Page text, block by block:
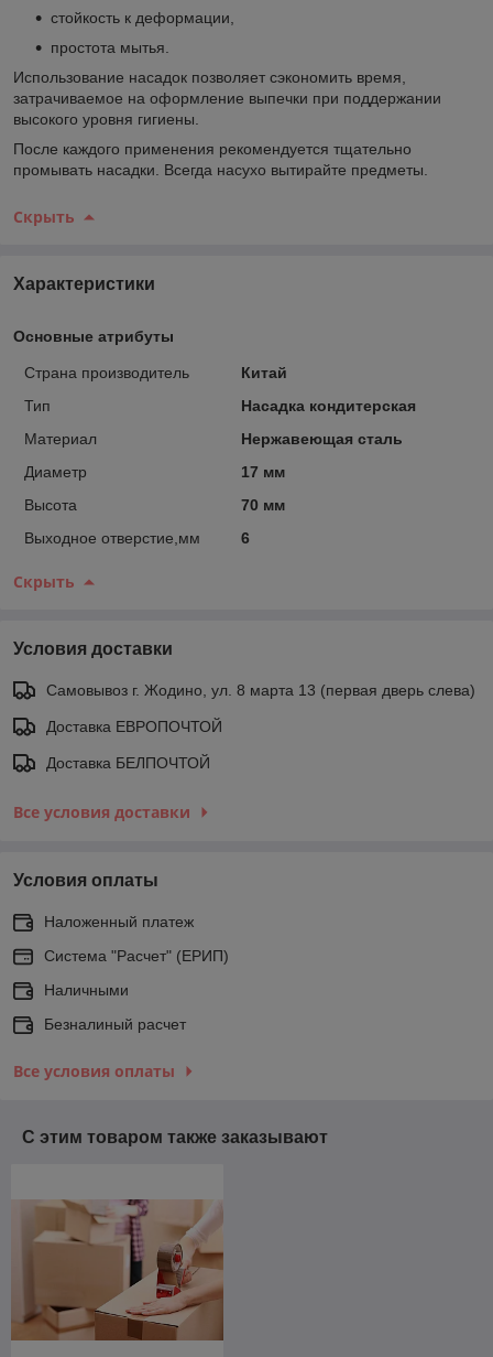
стойкость к деформации,
простота мытья.
Использование насадок позволяет сэкономить время,
затрачиваемое на оформление выпечки при поддержании
высокого уровня гигиены.
После каждого применения рекомендуется тщательно
промывать насадки. Всегда насухо вытирайте предметы.
Скрыть
Характеристики
Основные атрибуты
Страна производитель
Китай
Тип
Насадка кондитерская
Материал
Нержавеющая сталь
Диаметр
17 мм
Высота
70 мм
Выходное отверстие,мм
6
Скрыть
Условия доставки
Самовывоз г. Жодино, ул. 8 марта 13 (первая дверь слева)
Доставка ЕВРОПОЧТОЙ
Доставка БЕЛПОЧТОЙ
Все условия доставки
Условия оплаты
Наложенный платеж
Система "Расчет" (ЕРИП)
Наличными
Безналиный расчет
Все условия оплаты
С этим товаром также заказывают